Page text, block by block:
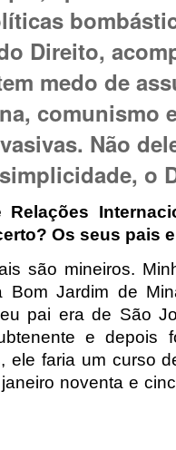
Direito,
medo de
comunismo
Não
o
Os seus pais
são mineiros.
Bom Jardim de
pai era de São
e depois
ele faria um curso
noventa e